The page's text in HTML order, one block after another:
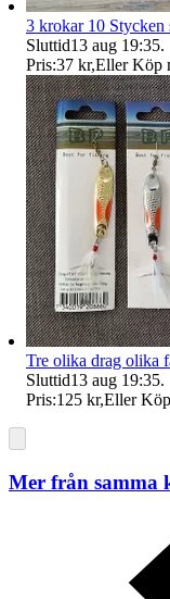
3 krokar 10 Stycken
Sluttid13 aug 19:35.
Pris:37 kr,Eller Köp
Tre olika drag olika
Sluttid13 aug 19:35.
Pris:125 kr,Eller
Mer från samma